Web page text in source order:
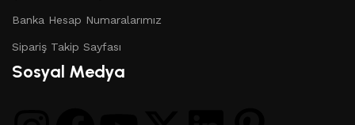
Banka Hesap Numaralarımız
Sipariş Takip Sayfası
Sosyal Medya